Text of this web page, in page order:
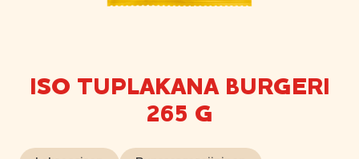
ISO TUPLAKANA BURGERI
265 G